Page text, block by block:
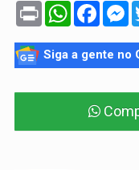
Print WhatsApp
Siga a gente no